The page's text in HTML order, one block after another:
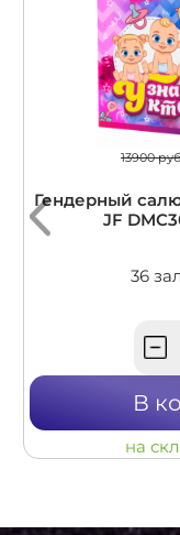
13900
Гендерный
JF
36
В
на